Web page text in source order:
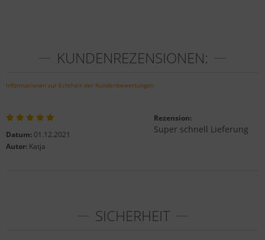
KUNDENREZENSIONEN:
Informationen zur Echtheit der Kundenbewertungen
Datum: 01.12.2021
Autor: Katja
Rezension:
Super schnell Lieferung
SICHERHEIT